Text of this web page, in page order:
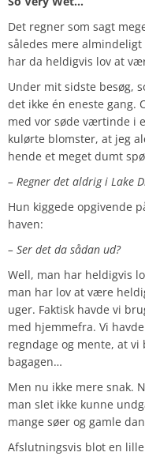
Det regner som sagt
således mere
har da heldigvis lov at
Under mit sidste besøg,
det ikke én eneste gang.
med vor søde værtinde i
kulørte blomster, at jeg
hende et meget dumt
– Regner det aldrig i Lake
Hun kiggede opgivende
haven:
– Ser det da sådan ud?
Well, man har heldigvis
man har lov at være
uger. Faktisk havde vi
med hjemmefra. Vi
regndage og mente, at
bagagen…
Men nu ikke mere snak.
man slet ikke kunne
mange søer og gamle
Afslutningsvis blot en